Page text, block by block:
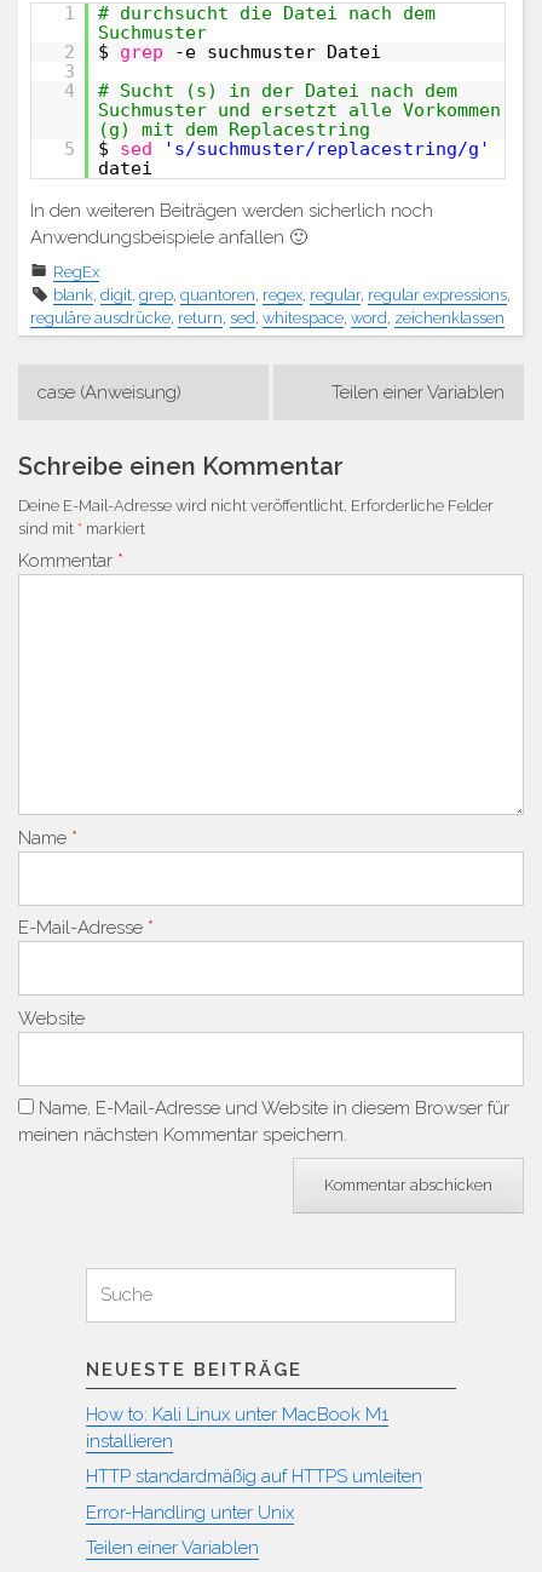
1
# durchsucht die Datei nach dem
Suchmuster
2
$ grep
-e suchmuster Datei
3
4
# Sucht (s) in der Datei nach dem
Suchmuster und ersetzt alle Vorkommen
(g) mit dem Replacestring
5
$ sed
's/suchmuster/replacestring/g'
datei
In den weiteren Beiträgen werden sicherlich noch
Anwendungsbeispiele anfallen 🙂
RegEx
blank, digit, grep, quantoren, regex, regular, regular expressions,
reguläre ausdrücke, return, sed, whitespace, word, zeichenklassen
Beitragsnavigation
case (Anweisung) Teilen einer Variablen
Schreibe einen Kommentar
Deine E-Mail-Adresse wird nicht veröffentlicht. Erforderliche Felder
sind mit * markiert
Kommentar *
Name *
E-Mail-Adresse *
Website
Name, E-Mail-Adresse und Website in diesem Browser für
meinen nächsten Kommentar speichern.
für:
Suchen
NEUESTE BEITRÄGE
How to: Kali Linux unter MacBook M1
installieren
HTTP standardmäßig auf HTTPS umleiten
Error-Handling unter Unix
Teilen einer Variablen